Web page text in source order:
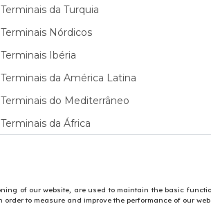
Terminais da Turquia
Terminais Nórdicos
Terminais Ibéria
Terminais da América Latina
Terminais do Mediterrâneo
Terminais da África